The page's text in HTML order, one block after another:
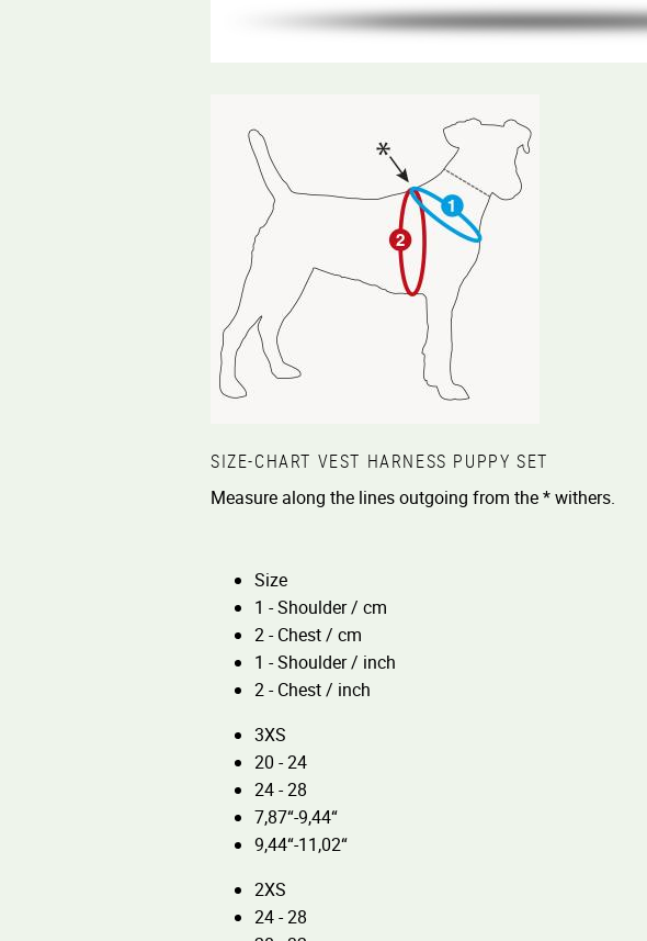
SIZE-CHART VEST HARNESS PUPPY SET
Measure along the lines outgoing from the * withers.
Size
1 - Shoulder / cm
2 - Chest / cm
1 - Shoulder / inch
2 - Chest / inch
3XS
20 - 24
24 - 28
7,87“-9,44“
9,44“-11,02“
2XS
24 - 28